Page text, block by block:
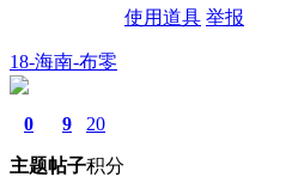
使用道具 举报
18-海南-布零
0
主题
9
帖子
20
积分